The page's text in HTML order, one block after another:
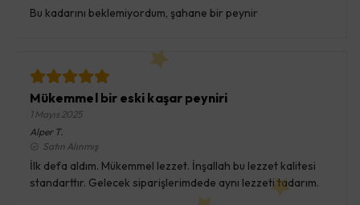
Bu kadarını beklemiyordum, şahane bir peynir
Mükemmel bir eski kaşar peyniri
1 Mayıs 2025
Alper T.
Satın Alınmış
İlk defa aldım. Mükemmel lezzet. İnşallah bu lezzet kalitesi
standarttır. Gelecek siparişlerimdede aynı lezzeti tadarım.